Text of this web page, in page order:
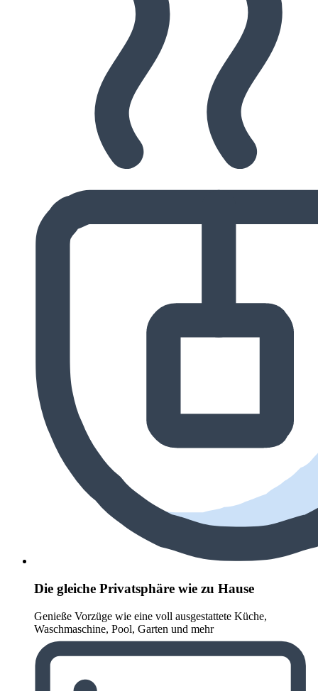
Die gleiche Privatsphäre wie zu Hause
Genieße Vorzüge wie eine voll ausgestattete Küche,
Waschmaschine, Pool, Garten und mehr